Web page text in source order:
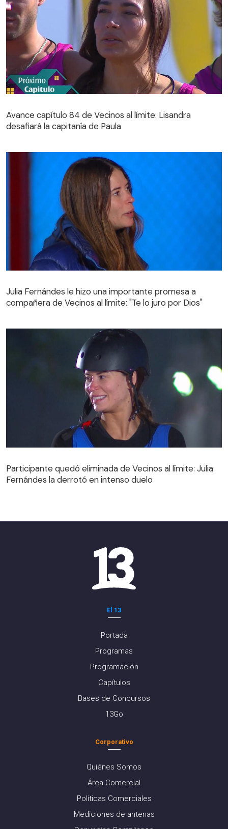
desafiará la capitanía de Paula
Avance capítulo 84 de Vecinos al límite: Lisandra
desafiará la capitanía de Paula
compañera de Vecinos al límite: "Te lo juro por Dios"
Julia Fernándes le hizo una importante promesa a
compañera de Vecinos al límite: "Te lo juro por Dios"
Fernándes la derrotó en intenso duelo
Participante quedó eliminada de Vecinos al límite: Julia
Fernándes la derrotó en intenso duelo
El 13
Portada
Programas
Programación
Capítulos
Bases de Concursos
13Go
Corporativo
Quiénes Somos
Área Comercial
Políticas Comerciales
Mediciones de antenas